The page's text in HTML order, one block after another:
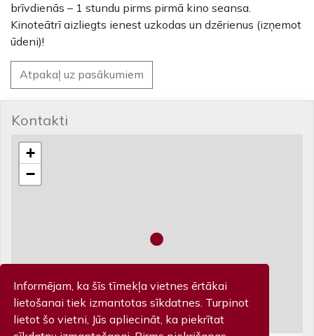
Informējam, ka šīs tīmekļa vietnes ērtākai
lietošanai tiek izmantotas sīkdatnes. Turpinot
lietot šo vietni, Jūs apliecināt, ka piekrītat
brīvdienās – 1 stundu pirms pirmā kino seansa.
Kinoteātrī aizliegts ienest uzkodas un dzērienus (izņemot
ūdeni)!
Atpakaļ uz pasākumiem
Kontakti
+
−